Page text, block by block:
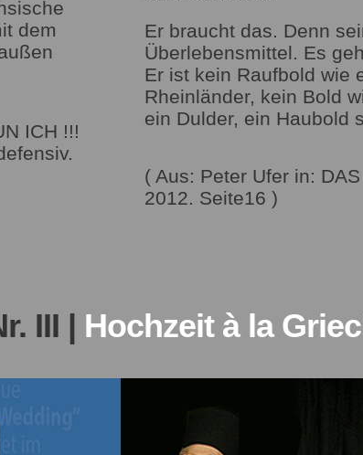
Er braucht das. Denn
Überlebensmittel. Es
Er ist kein Raufbold wie
Rheinländer, kein Bold
ein Dulder, ein Haubold
( Aus: Peter Ufer in:
2012. Seite16 )
dem
ICH !!!
III | Hochzeit à la